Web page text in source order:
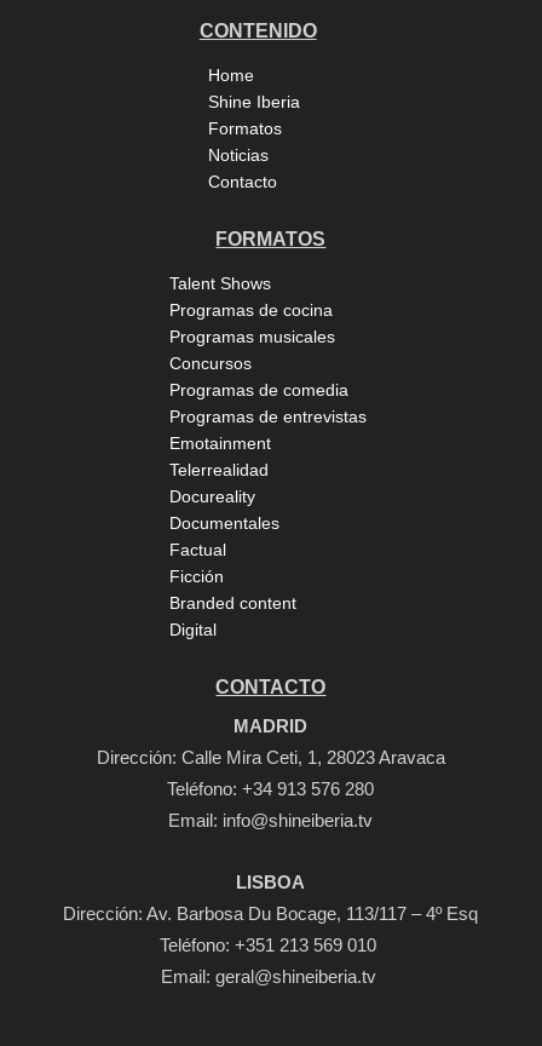
CONTENIDO
Home
Shine Iberia
Formatos
Noticias
Contacto
FORMATOS
Talent Shows
Programas de cocina
Programas musicales
Concursos
Programas de comedia
Programas de entrevistas
Emotainment
Telerrealidad
Docureality
Documentales
Factual
Ficción
Branded content
Digital
CONTACTO
MADRID
Dirección: Calle Mira Ceti, 1, 28023 Aravaca
Teléfono:+34 913 576 280
Email: info@shineiberia.tv
LISBOA
Dirección: Av. Barbosa Du Bocage, 113/117 – 4º Esq
Teléfono: +351 213 569 010
Email: geral@shineiberia.tv